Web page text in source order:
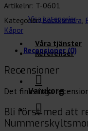
Visa kategorier
Våra tjänster
Referenser
Varukorg
Artikelnr: T-0601
Kategorier:Backkamera,
Kåpor
Recensioner (0)
Recensioner
Det finns inga
Bli först med att